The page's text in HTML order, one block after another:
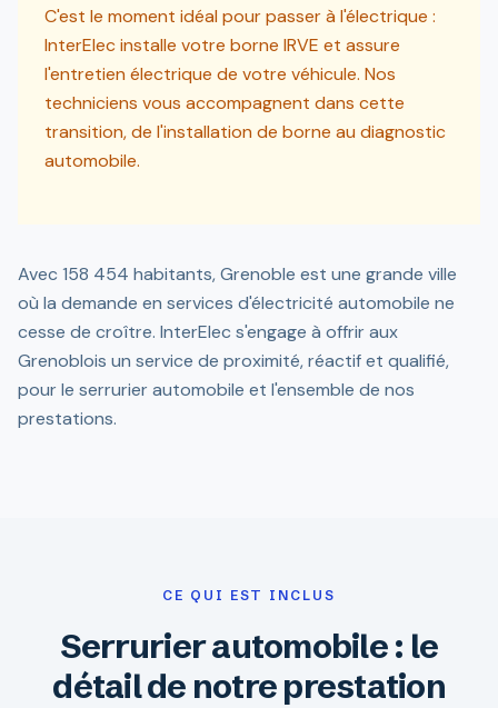
C'est le moment idéal pour passer à l'électrique :
InterElec installe votre borne IRVE et assure
l'entretien électrique de votre véhicule. Nos
techniciens vous accompagnent dans cette
transition, de l'installation de borne au diagnostic
automobile.
Avec 158 454 habitants, Grenoble est une grande ville
où la demande en services d'électricité automobile ne
cesse de croître. InterElec s'engage à offrir aux
Grenoblois un service de proximité, réactif et qualifié,
pour le serrurier automobile et l'ensemble de nos
prestations.
CE QUI EST INCLUS
Serrurier automobile : le
détail de notre prestation